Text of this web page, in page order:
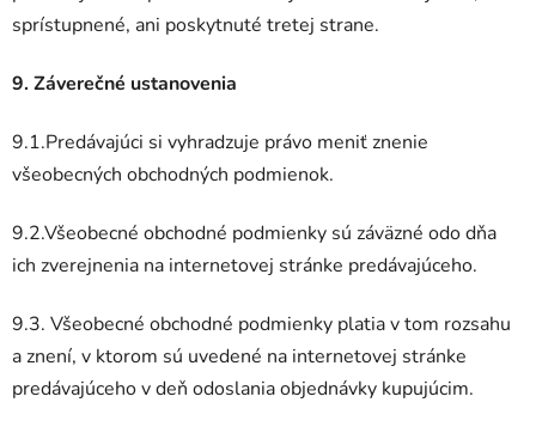
sprístupnené, ani poskytnuté tretej strane.
9. Záverečné ustanovenia
9.1.Predávajúci si vyhradzuje právo meniť znenie
všeobecných obchodných podmienok.
9.2.Všeobecné obchodné podmienky sú záväzné odo dňa
ich zverejnenia na internetovej stránke predávajúceho.
9.3. Všeobecné obchodné podmienky platia v tom rozsahu
a znení, v ktorom sú uvedené na internetovej stránke
predávajúceho v deň odoslania objednávky kupujúcim.